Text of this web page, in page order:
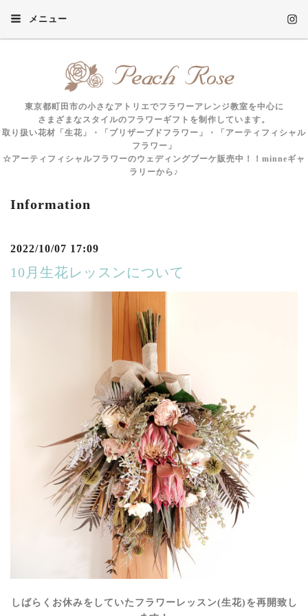
メニュー
東京都町田市の小さなアトリエでフラワーアレンジ教室を中心に
さまざまなスタイルのフラワーギフトを制作しています。
取り扱い花材「生花」・「プリザーブドフラワー」・「アーティフィシャル
フラワー」
☆アーティフィシャルフラワーのウェディングブーケ販売中！！minneギャ
ラリーから♪
Information
2022/10/07 17:09
10月生花レッスンについて
しばらくお休みをしていたフラワーレッスン(生花)を再開致し